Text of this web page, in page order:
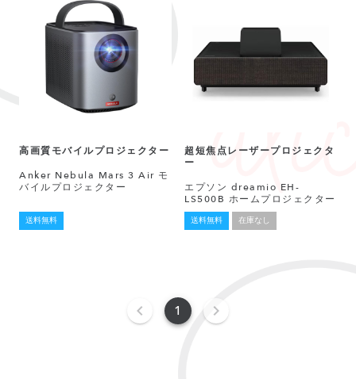
高画質モバイルプロジェクター
Anker Nebula Mars 3 Air モ
バイルプロジェクター
送料無料
超短焦点レーザープロジェクタ
ー
エプソン dreamio EH-
LS500B ホームプロジェクター
送料無料 在庫なし
1